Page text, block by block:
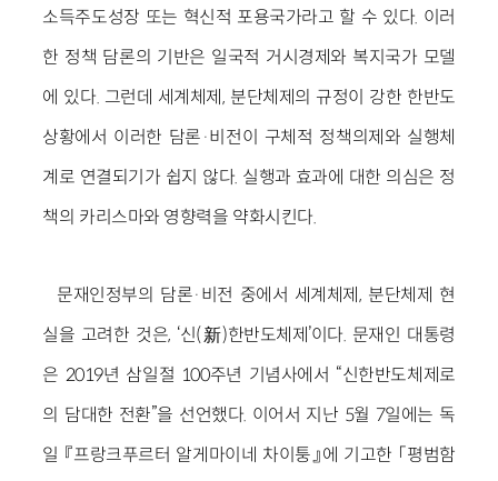
소득주도성장 또는 혁신적 포용국가라고 할 수 있다. 이러
한 정책 담론의 기반은 일국적 거시경제와 복지국가 모델
에 있다. 그런데 세계체제, 분단체제의 규정이 강한 한반도
상황에서 이러한 담론·비전이 구체적 정책의제와 실행체
계로 연결되기가 쉽지 않다. 실행과 효과에 대한 의심은 정
책의 카리스마와 영향력을 약화시킨다.
문재인정부의 담론·비전 중에서 세계체제, 분단체제 현
실을 고려한 것은, ‘신(新)한반도체제’이다. 문재인 대통령
은 2019년 삼일절 100주년 기념사에서 “신한반도체제로
의 담대한 전환”을 선언했다. 이어서 지난 5월 7일에는 독
일 『프랑크푸르터 알게마이네 차이퉁』에 기고한 「평범함